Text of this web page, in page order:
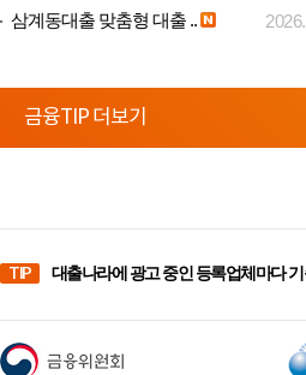
삼계동대출 맞춤형 대출 ..
금융TIP 더보기
TIP 대출나라에 광고 중인 등록업체마다